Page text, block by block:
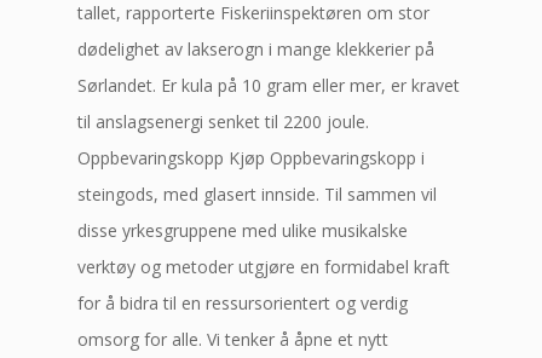
tallet, rapporterte Fiskeriinspektøren om stor
dødelighet av lakserogn i mange klekkerier på
Sørlandet. Er kula på 10 gram eller mer, er kravet
til anslagsenergi senket til 2200 joule.
Oppbevaringskopp Kjøp Oppbevaringskopp i
steingods, med glasert innside. Til sammen vil
disse yrkesgruppene med ulike musikalske
verktøy og metoder utgjøre en formidabel kraft
for å bidra til en ressursorientert og verdig
omsorg for alle. Vi tenker å åpne et nytt